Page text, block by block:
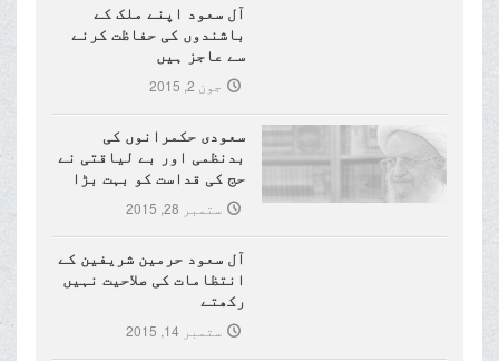
آل سعود اپنے ملک کے
باشندوں کی حفاظت کرنے
سے عاجز ہیں
جون 2, 2015
سعودی حکمرانوں کی
بدنظمی اور بے لیاقتی نے
حج کی قداست کو بہت بڑا
نقصان پہنچایا ہے
ستمبر 28, 2015
آل سعود حرمین شریفین کے
انتظامات کی صلاحیت نہیں
رکھتے
ستمبر 14, 2015